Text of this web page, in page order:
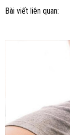
Bài viết liên quan: